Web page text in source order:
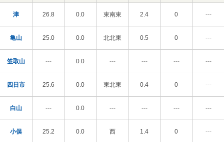
津 26.8 0.0 東南東 2.4 0 ---
亀山 25.0 0.0 北北東 0.5 0 ---
笠取山 --- 0.0 --- --- --- ---
四日市 25.6 0.0 東北東 0.4 0 ---
白山 --- 0.0 --- --- --- ---
小俣 25.2 0.0 西 1.4 0 ---